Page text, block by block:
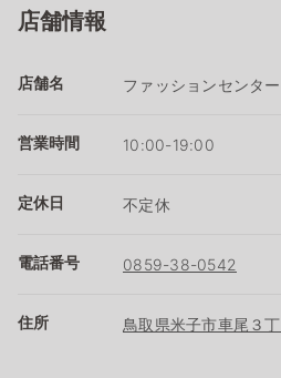
店舗情報
店舗名 ファッションセンタ
営業時間 10:00-19:00
定休日 不定休
電話番号 0859-38-0542
住所 鳥取県米子市車尾３